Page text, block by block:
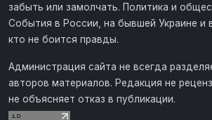
забыть или замолчать. Политика и
События в России, на бывшей Украине и
кто не боится правды.
Администрация сайта не всегда
авторов материалов. Редакция не
не объясняет отказ в публикации.